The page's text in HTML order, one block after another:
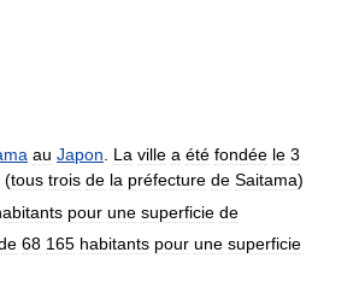
au Japon La ville a été fondée le 3
(tous trois de la préfecture de Saitama)
pour une superficie de
68 165 habitants pour une superficie